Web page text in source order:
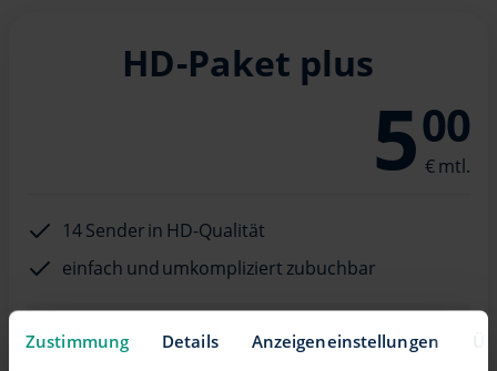
Zustimmung Details Anzeigeneinstellungen
HD-Paket plus
500
14 Sender in HD-Qualität
einfach und umkompliziert zubuchbar
Hinweis